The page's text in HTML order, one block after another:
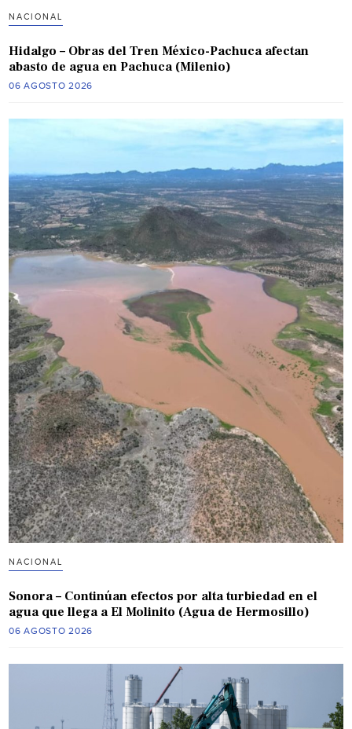
NACIONAL
Hidalgo – Obras del Tren México-Pachuca afectan
abasto de agua en Pachuca (Milenio)
06 AGOSTO 2026
NACIONAL
Sonora – Continúan efectos por alta turbiedad en el
agua que llega a El Molinito (Agua de Hermosillo)
06 AGOSTO 2026